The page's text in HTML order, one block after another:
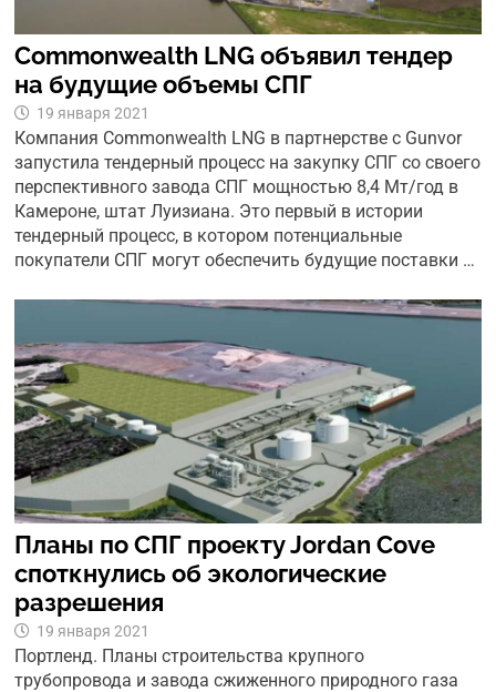
Commonwealth LNG объявил тендер
на будущие объемы СПГ
19 января 2021
Компания Commonwealth LNG в партнерстве с Gunvor
запустила тендерный процесс на закупку СПГ со своего
перспективного завода СПГ мощностью 8,4 Мт/год в
Камероне, штат Луизиана. Это первый в истории
тендерный процесс, в котором потенциальные
покупатели СПГ могут обеспечить будущие поставки …
Планы по СПГ проекту Jordan Cove
споткнулись об экологические
разрешения
19 января 2021
Портленд. Планы строительства крупного
трубопровода и завода сжиженного природного газа